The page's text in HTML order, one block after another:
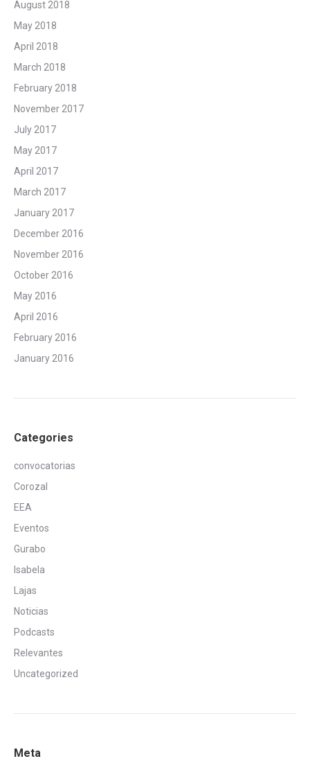
August 2018
May 2018
April 2018
March 2018
February 2018
November 2017
July 2017
May 2017
April 2017
March 2017
January 2017
December 2016
November 2016
October 2016
May 2016
April 2016
February 2016
January 2016
Categories
convocatorias
Corozal
EEA
Eventos
Gurabo
Isabela
Lajas
Noticias
Podcasts
Relevantes
Uncategorized
Meta